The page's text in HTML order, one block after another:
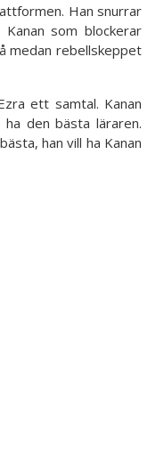
Han snurrar
som blockerar
medan rebellskeppet
ett samtal. Kanan
den bästa läraren.
han vill ha Kanan